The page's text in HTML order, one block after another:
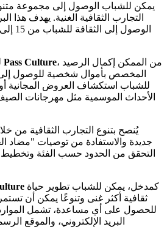
التجارب الثقافية الغنية. يهدف هذا
Pass Culture، من الممكن إكمال الرصيد
المخصص بأموال شخصية للوصول
للشباب استكشاف العروض المجانية
الأحداث الموسمية مثل مهرجانات
يُنصح بتنوع التجارب الثقافية من
جديدة والاستفادة من توصيات "مضاد
التحقق من الحدود حسب الفئة وتخطيط
ثقافية أكثر غنى وتنوعًا يمكن أن تستمر
للحصول على أي مساعدة، تشمل
البريد الإلكتروني، والموقع